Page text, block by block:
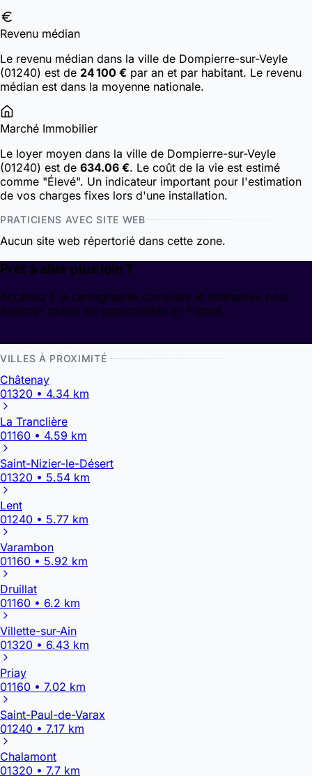
Revenu médian
Le revenu médian dans la ville de Dompierre-sur-Veyle
(01240) est de 24 100 € par an et par habitant. Le revenu
médian est dans la moyenne nationale.
Marché Immobilier
Le loyer moyen dans la ville de Dompierre-sur-Veyle
(01240) est de 634.06 €. Le coût de la vie est estimé
comme "Élevé". Un indicateur important pour l'estimation
de vos charges fixes lors d'une installation.
PRATICIENS AVEC SITE WEB
Aucun site web répertorié dans cette zone.
Prêt à aller plus loin ?
Accédez à la cartographie complète et interactive pour
explorer toutes les opportunités en France.
VILLES À PROXIMITÉ
Châtenay
01320 • 4.34 km
La Tranclière
01160 • 4.59 km
Saint-Nizier-le-Désert
01320 • 5.54 km
Lent
01240 • 5.77 km
Varambon
01160 • 5.92 km
Druillat
01160 • 6.2 km
Villette-sur-Ain
01320 • 6.43 km
Priay
01160 • 7.02 km
Saint-Paul-de-Varax
01240 • 7.17 km
Chalamont
01320 • 7.7 km